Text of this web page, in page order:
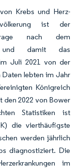
Krebs und Herz-
ist der
nach dem
und damit das
Juli 2021 von der
lebten im Jahr
Königreich
den 2022 von Bower
Statistiken ist
die vierthäufigste
werden jährlich
diagnostiziert. Die
im